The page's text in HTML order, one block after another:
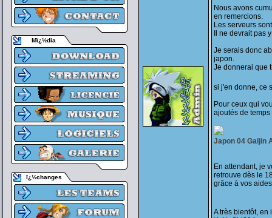
Mï¿½dia
ï¿½changes
Nous avons
en remercions.
Les serveurs
Il ne devrait pas
Je serais donc
japon.
Je donnerai que
si j'en donne, ce
Pour ceux qui
ajoutés de
Japon 04 Gaijin
En attendant, je
retrouve dès le
grâce à vos
A très bientôt, en